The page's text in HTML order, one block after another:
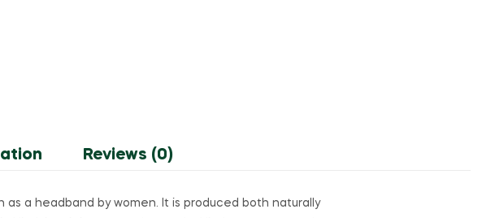
Reviews (0)
as a headband by women. It is produced both naturally